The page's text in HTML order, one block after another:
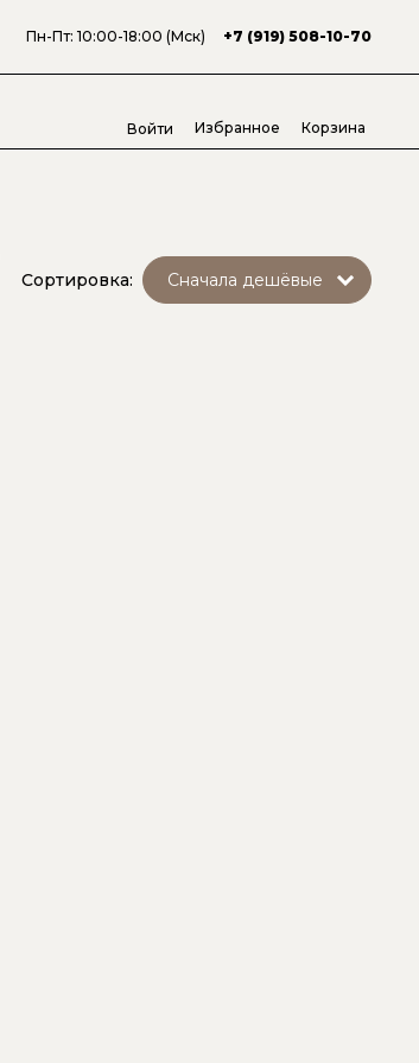
Пн-Пт: 10:00-18:00 (Мск) +7 (919) 508-10-70
Войти Избранное Корзина
Сортировка: